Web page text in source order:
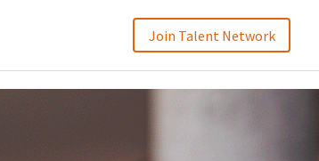
Join Talent Network